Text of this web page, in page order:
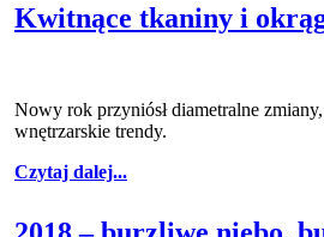
Kwitnące tkaniny i
Nowy rok przyniósł diametralne
wnętrzarskie trendy.
Czytaj dalej...